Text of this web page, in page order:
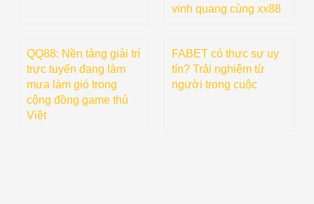
vinh quang cùng xx88
QQ88: Nền tảng giải trí
trực tuyến đang làm
mưa làm gió trong
cộng đồng game thủ
Việt
FABET có thực sự uy
tín? Trải nghiệm từ
người trong cuộc